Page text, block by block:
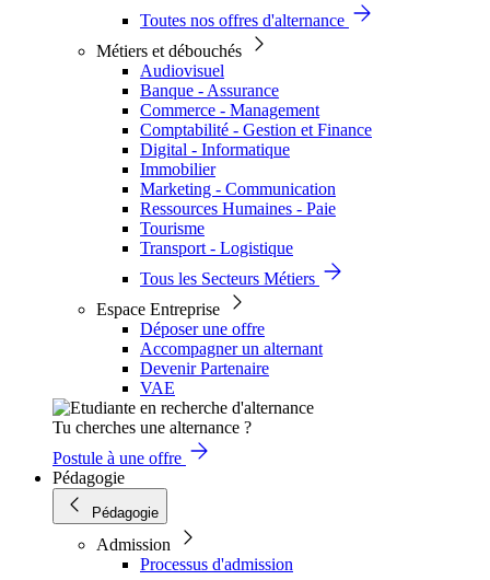
Toutes nos offres d'alternance
Métiers et débouchés
Audiovisuel
Banque - Assurance
Commerce - Management
Comptabilité - Gestion et Finance
Digital - Informatique
Immobilier
Marketing - Communication
Ressources Humaines - Paie
Tourisme
Transport - Logistique
Tous les Secteurs Métiers
Espace Entreprise
Déposer une offre
Accompagner un alternant
Devenir Partenaire
VAE
Tu cherches une alternance ?
Postule à une offre
Pédagogie
Pédagogie
Admission
Processus d'admission